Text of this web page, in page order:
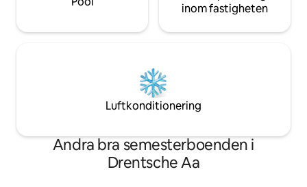
inom fastigheten
Luftkonditionering
Andra bra semesterboenden i
Drentsche Aa